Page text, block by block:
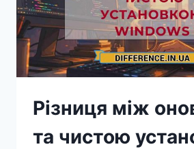
Різниця між
та чистою